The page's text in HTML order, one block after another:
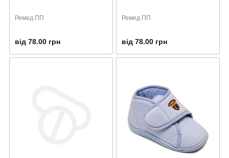
Ремед ПП
від 78.00 грн
Ремед ПП
від 78.00 грн